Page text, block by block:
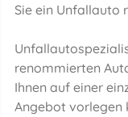
Sie ein Unfallauto
renommierten
Ihnen auf einer
Angebot vorlegen